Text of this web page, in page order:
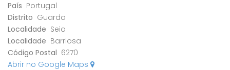
País Portugal
Distrito Guarda
Localidade Seia
Localidade Barriosa
Código Postal 6270
Abrir no Google Maps